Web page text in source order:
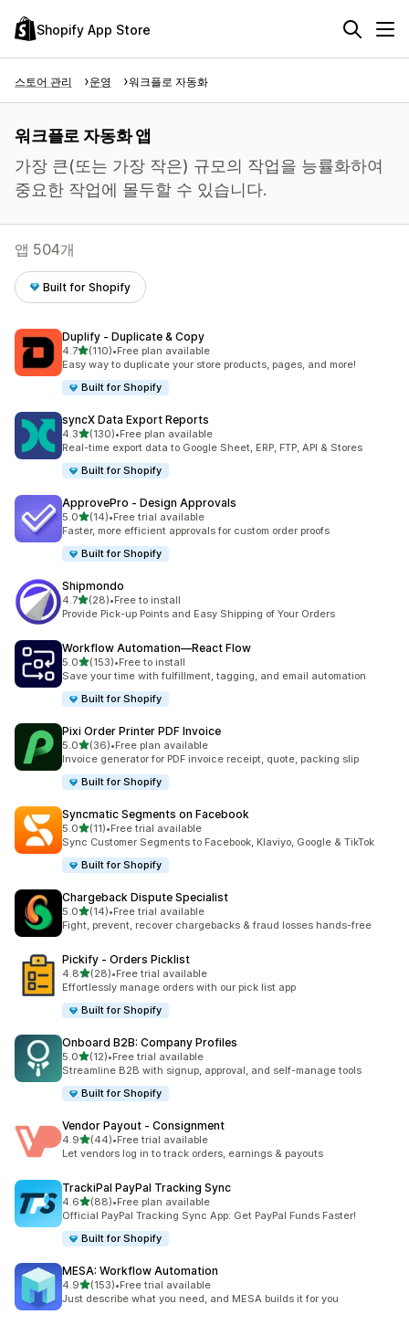
Shopify App Store
스토어 관리 운영 워크플로 자동화
워크플로 자동화 앱
가장 큰(또는 가장 작은) 규모의 작업을 능률화하여
중요한 작업에 몰두할 수 있습니다.
앱 504개
Built for Shopify
Duplify ‑ Duplicate & Copy
4.7별 5개 중
(110)
총 리뷰 110개
•Free plan available
Easy way to duplicate your store products, pages, and more!
Built for Shopify
syncX Data Export Reports
4.3별 5개 중
(130)
총 리뷰 130개
•Free plan available
Real-time export data to Google Sheet, ERP, FTP, API & Stores
Built for Shopify
ApprovePro ‑ Design Approvals
5.0별 5개 중
(14)
총 리뷰 14개
•Free trial available
Faster, more efficient approvals for custom order proofs
Built for Shopify
Shipmondo
4.7별 5개 중
(28)
총 리뷰 28개
•Free to install
Provide Pick-up Points and Easy Shipping of Your Orders
Workflow Automation—React Flow
5.0별 5개 중
(153)
총 리뷰 153개
•Free to install
Save your time with fulfillment, tagging, and email automation
Built for Shopify
Pixi Order Printer PDF Invoice
5.0별 5개 중
(36)
총 리뷰 36개
•Free plan available
Invoice generator for PDF invoice receipt, quote, packing slip
Built for Shopify
Syncmatic Segments on Facebook
5.0별 5개 중
(11)
총 리뷰 11개
•Free trial available
Sync Customer Segments to Facebook, Klaviyo, Google & TikTok
Built for Shopify
Chargeback Dispute Specialist
5.0별 5개 중
(14)
총 리뷰 14개
•Free trial available
Fight, prevent, recover chargebacks & fraud losses hands-free
Pickify ‑ Orders Picklist
4.8별 5개 중
(28)
총 리뷰 28개
•Free trial available
Effortlessly manage orders with our pick list app
Built for Shopify
Onboard B2B: Company Profiles
5.0별 5개 중
(12)
총 리뷰 12개
•Free trial available
Streamline B2B with signup, approval, and self-manage tools
Built for Shopify
Vendor Payout ‑ Consignment
4.9별 5개 중
(44)
총 리뷰 44개
•Free trial available
Let vendors log in to track orders, earnings & payouts
TrackiPal PayPal Tracking Sync
4.6별 5개 중
(88)
총 리뷰 88개
•Free plan available
Official PayPal Tracking Sync App: Get PayPal Funds Faster!
Built for Shopify
MESA: Workflow Automation
4.9별 5개 중
(153)
총 리뷰 153개
•Free trial available
Just describe what you need, and MESA builds it for you